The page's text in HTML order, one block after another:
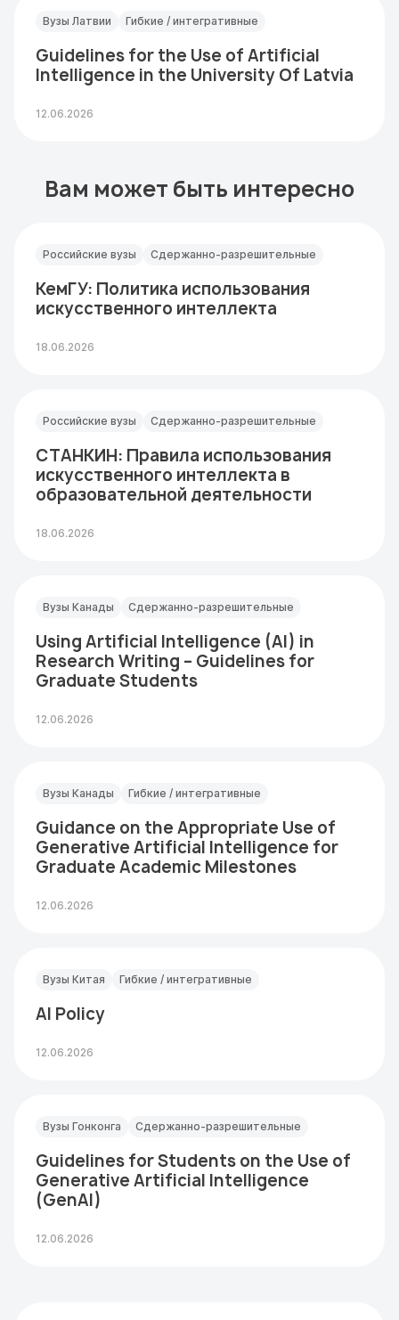
Вузы Латвии Гибкие / интегративные
Guidelines for the Use of Artificial
Intelligence in the University Of Latvia
12.06.2026
Вам может быть интересно
Российские вузы Сдержанно-разрешительные
КемГУ: Политика использования
искусственного интеллекта
18.06.2026
Российские вузы Сдержанно-разрешительные
СТАНКИН: Правила использования
искусственного интеллекта в
образовательной деятельности
18.06.2026
Вузы Канады Сдержанно-разрешительные
Using Artificial Intelligence (AI) in
Research Writing – Guidelines for
Graduate Students
12.06.2026
Вузы Канады Гибкие / интегративные
Guidance on the Appropriate Use of
Generative Artificial Intelligence for
Graduate Academic Milestones
12.06.2026
Вузы Китая Гибкие / интегративные
AI Policy
12.06.2026
Вузы Гонконга Сдержанно-разрешительные
Guidelines for Students on the Use of
Generative Artificial Intelligence
(GenAI)
12.06.2026